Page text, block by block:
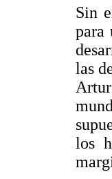
Sin
para
las
los